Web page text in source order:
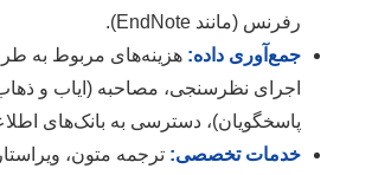
رفرنس (مانند EndNote).
جمع‌آوری داده: هزینه‌های مربوط به
اجرای نظرسنجی، مصاحبه (ایاب و
پاسخگویان)، دسترسی به بانک‌های
خدمات تخصصی: ترجمه متون،